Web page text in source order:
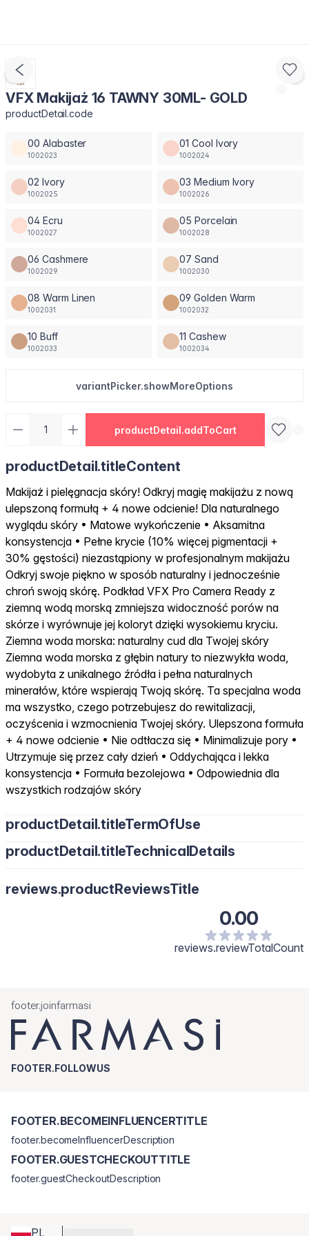
VFX Makijaż 16 TAWNY 30ML- GOLD
productDetail.code
00 Alabaster
1002023
01 Cool Ivory
1002024
02 Ivory
1002025
03 Medium Ivory
1002026
04 Ecru
1002027
05 Porcelain
1002028
06 Cashmere
1002029
07 Sand
1002030
08 Warm Linen
1002031
09 Golden Warm
1002032
10 Buff
1002033
11 Cashew
1002034
variantPicker.showMoreOptions
productDetail.addToCart
productDetail.titleContent
Makijaż i pielęgnacja skóry! Odkryj magię makijażu z nową
ulepszoną formułą + 4 nowe odcienie! Dla naturalnego
wyglądu skóry • Matowe wykończenie • Aksamitna
konsystencja • Pełne krycie (10% więcej pigmentacji +
30% gęstości) niezastąpiony w profesjonalnym makijażu
Odkryj swoje piękno w sposób naturalny i jednocześnie
chroń swoją skórę. Podkład VFX Pro Camera Ready z
ziemną wodą morską zmniejsza widoczność porów na
skórze i wyrównuje jej koloryt dzięki wysokiemu kryciu.
Ziemna woda morska: naturalny cud dla Twojej skóry
Ziemna woda morska z głębin natury to niezwykła woda,
wydobyta z unikalnego źródła i pełna naturalnych
minerałów, które wspierają Twoją skórę. Ta specjalna woda
ma wszystko, czego potrzebujesz do rewitalizacji,
oczyścenia i wzmocnienia Twojej skóry. Ulepszona formuła
+ 4 nowe odcienie • Nie odtłacza się • Minimalizuje pory •
Utrzymuje się przez cały dzień • Oddychająca i lekka
konsystencja • Formuła bezolejowa • Odpowiednia dla
wszystkich rodzajów skóry
productDetail.titleTermOfUse
productDetail.titleTechnicalDetails
reviews.productReviewsTitle
0.00
reviews.reviewTotalCount
footer.joinfarmasi
FOOTER.FOLLOWUS
PL
FOOTER.BECOMEINFLUENCERTITLE
footer.becomeInfluencerDescription
FOOTER.GUESTCHECKOUTTITLE
footer.guestCheckoutDescription